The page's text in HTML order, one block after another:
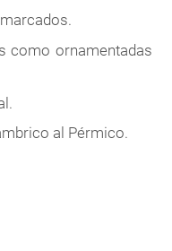
como ornamentadas
al Pérmico.